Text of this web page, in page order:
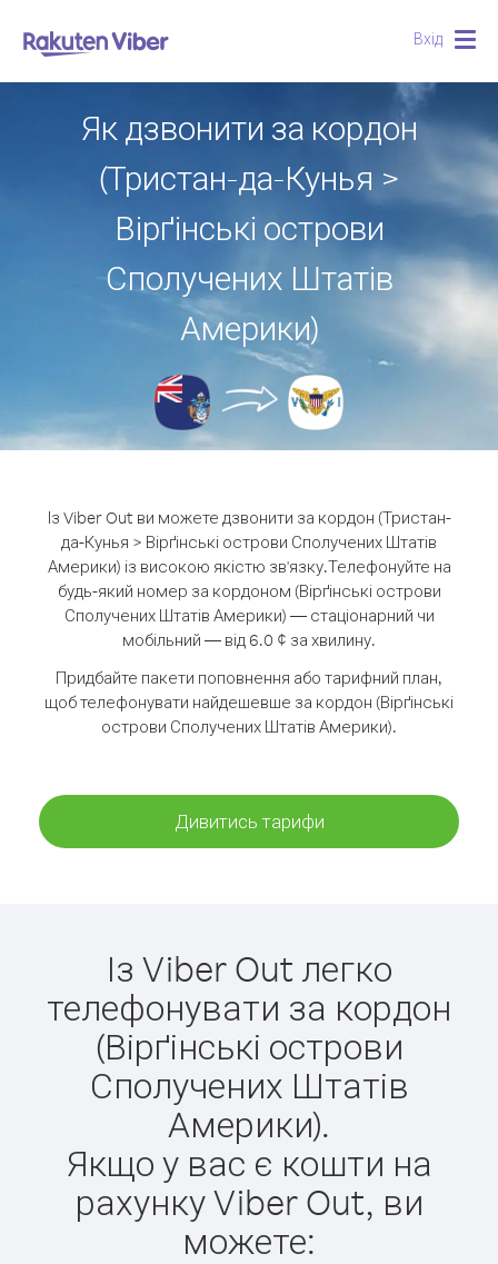
Вхід
Як дзвонити за кордон
(Тристан-да-Кунья >
Вірґінські острови
Сполучених Штатів
Америки)
Із Viber Out ви можете дзвонити за кордон (Тристан-
да-Кунья > Вірґінські острови Сполучених Штатів
Америки) із високою якістю зв'язку.Телефонуйте на
будь-який номер за кордоном (Вірґінські острови
Сполучених Штатів Америки) — стаціонарний чи
мобільний — від 6.0 ¢ за хвилину.
Придбайте пакети поповнення або тарифний план,
щоб телефонувати найдешевше за кордон (Вірґінські
острови Сполучених Штатів Америки).
Дивитись тарифи
Із Viber Out легко
телефонувати за кордон
(Вірґінські острови
Сполучених Штатів
Америки).
Якщо у вас є кошти на
рахунку Viber Out, ви
можете: